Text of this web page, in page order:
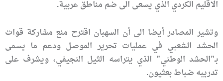
الاقليم الكردي الذي يسعى الى ضم مناطق عربية.
وتشير المصادر أيضا الى أن السهبان اقترح منع مشاركة قوات
الحشد الشعبي في عمليات تحرير الموصل ودعم ما يسمى
بـ”الحشد الوطني” الذي يتراسه الثيل النجيفي، ويشرف على
تدريبه ضباط بعثيون.